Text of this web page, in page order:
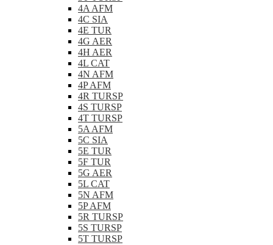
4A AFM
4C SIA
4E TUR
4G AER
4H AER
4L CAT
4N AFM
4P AFM
4R TURSP
4S TURSP
4T TURSP
5A AFM
5C SIA
5E TUR
5F TUR
5G AER
5L CAT
5N AFM
5P AFM
5R TURSP
5S TURSP
5T TURSP